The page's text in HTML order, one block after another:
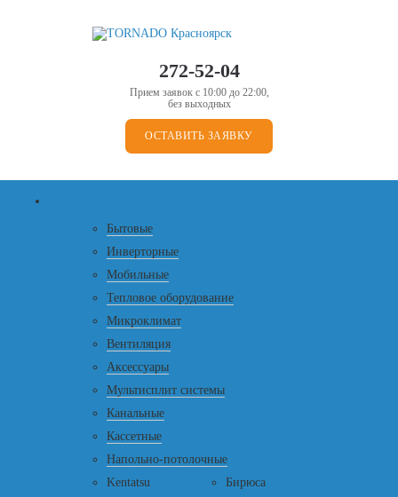
272-52-04
Прием заявок с 10:00 до 22:00,
без выходных
ОСТАВИТЬ ЗАЯВКУ
Бытовые
Инверторные
Мобильные
Тепловое оборудование
Микроклимат
Вентиляция
Аксессуары
Мультисплит системы
Канальные
Кассетные
Напольно-потолочные
Kentatsu
Бирюса